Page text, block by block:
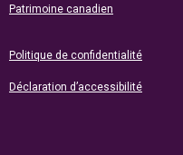
Patrimoine canadien
Politique de confidentialité
Déclaration d’accessibilité